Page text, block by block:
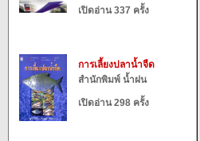
เปิดอ่าน 337 ครั้ง
การเลี้ยงปลาน้ำจืด
สำนักพิมพ์ น้ำฝน
เปิดอ่าน 298 ครั้ง